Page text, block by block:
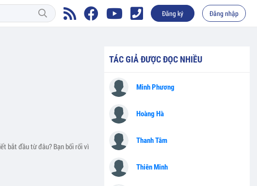
Đăng ký Đăng nhập
bắt đầu từ đâu? Bạn bối rối vì
TÁC GIẢ ĐƯỢC ĐỌC NHIỀU
Minh Phương
Hoàng Hà
Thanh Tâm
Thiên Minh